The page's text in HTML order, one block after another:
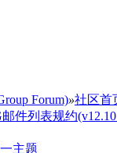
Forum)»社区首
件列表规约